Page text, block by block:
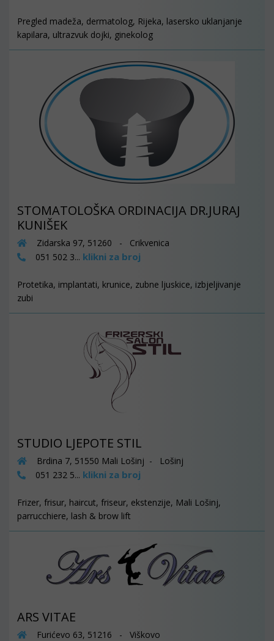
Pregled madeža, dermatolog, Rijeka, lasersko uklanjanje
kapilara, ultrazvuk dojki, ginekolog
STOMATOLOŠKA ORDINACIJA DR.JURAJ
KUNIŠEK
Zidarska 97, 51260 - Crikvenica
051 502 3... klikni za broj
Protetika, implantati, krunice, zubne ljuskice, izbjeljivanje
zubi
STUDIO LJEPOTE STIL
Brdina 7, 51550 Mali Lošinj - Lošinj
051 232 5... klikni za broj
Frizer, frisur, haircut, friseur, ekstenzije, Mali Lošinj,
parrucchiere, lash & brow lift
ARS VITAE
Furićevo 63, 51216 - Viškovo